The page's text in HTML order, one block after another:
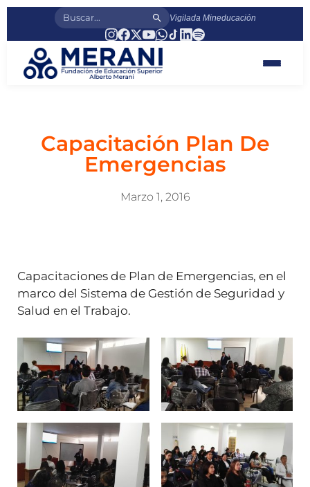
Vigilada Mineducación
Capacitación Plan De
Emergencias
Marzo 1, 2016
Capacitaciones de Plan de Emergencias, en el
marco del Sistema de Gestión de Seguridad y
Salud en el Trabajo.